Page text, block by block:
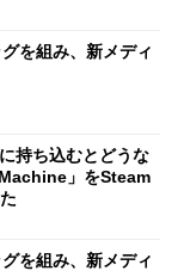
を組み、新メディ
持ち込むとどうな
」をSteam
を組み、新メディ